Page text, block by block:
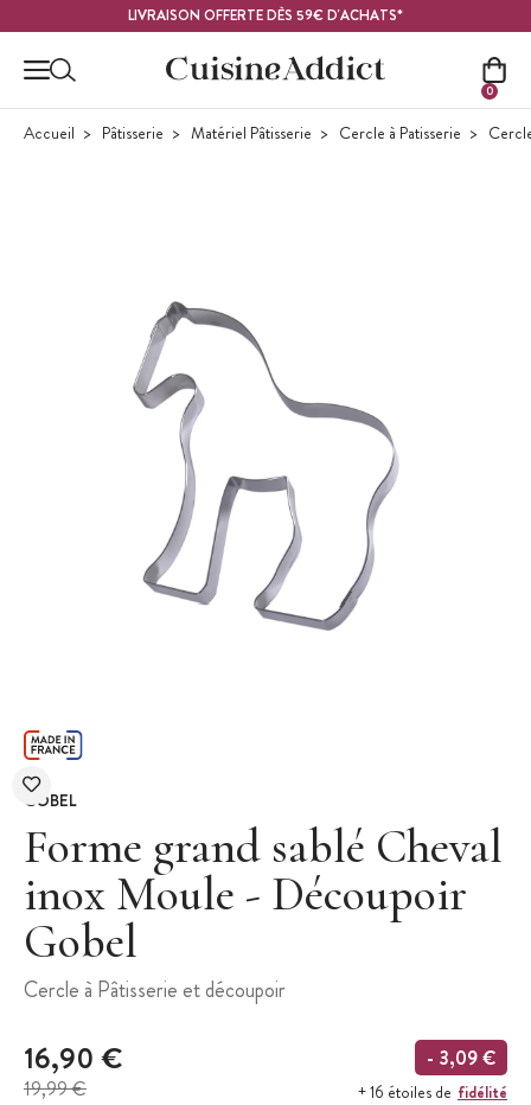
LIVRAISON OFFERTE DÈS 59€ D'ACHATS*
0
Accueil Pâtisserie Matériel Pâtisserie Cercle à Patisserie
GOBEL
Forme grand sablé Cheval
inox Moule - Découpoir
Gobel
Cercle à Pâtisserie et découpoir
16,90 €
19,99 €
- 3,09 €
+ 16 étoiles de fidélité